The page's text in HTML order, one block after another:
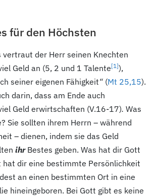
für den Höchsten
vertraut der Herr seinen Knechten
Geld an (5, 2 und 1 Talente[1]),
seiner eigenen Fähigkeit“ (Mt 25,15).
darin, dass am Ende auch
Geld erwirtschaften (V.16-17). Was
Sie sollten ihrem Herrn – während
– dienen, indem sie das Geld
ihrBestes geben. Was hat dir Gott
dir eine bestimmte Persönlichkeit
an einen bestimmten Ort in eine
hineingeboren. Bei Gott gibt es keine